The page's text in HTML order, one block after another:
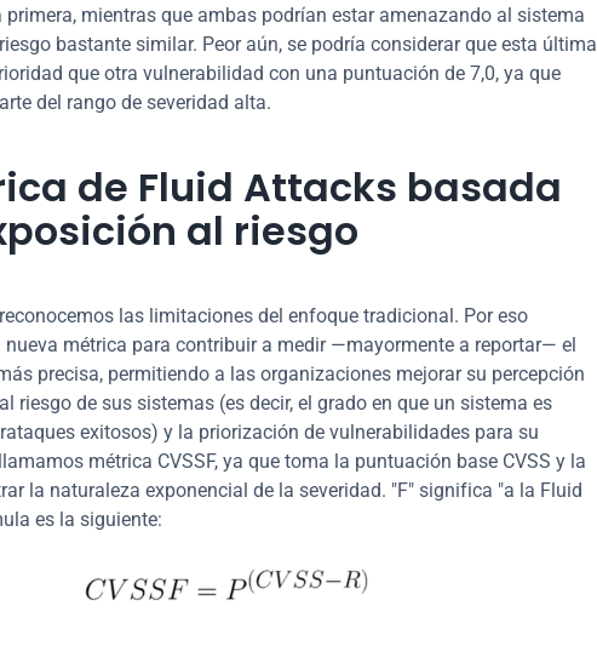
primera, mientras que ambas podrían estar amenazando al sistema
bastante similar. Peor aún, se podría considerar que esta última
que otra vulnerabilidad con una puntuación de 7,0, ya que
del rango de severidad alta.
de Fluid Attacks basada
al riesgo
las limitaciones del enfoque tradicional. Por eso
nueva métrica para contribuir a medir —mayormente a reportar— el
precisa, permitiendo a las organizaciones mejorar su percepción
riesgo de sus sistemas (es decir, el grado en que un sistema es
exitosos) y la priorización de vulnerabilidades para su
métrica CVSSF, ya que toma la puntuación base CVSS y la
la naturaleza exponencial de la severidad. "F" significa "a la Fluid
es la siguiente: